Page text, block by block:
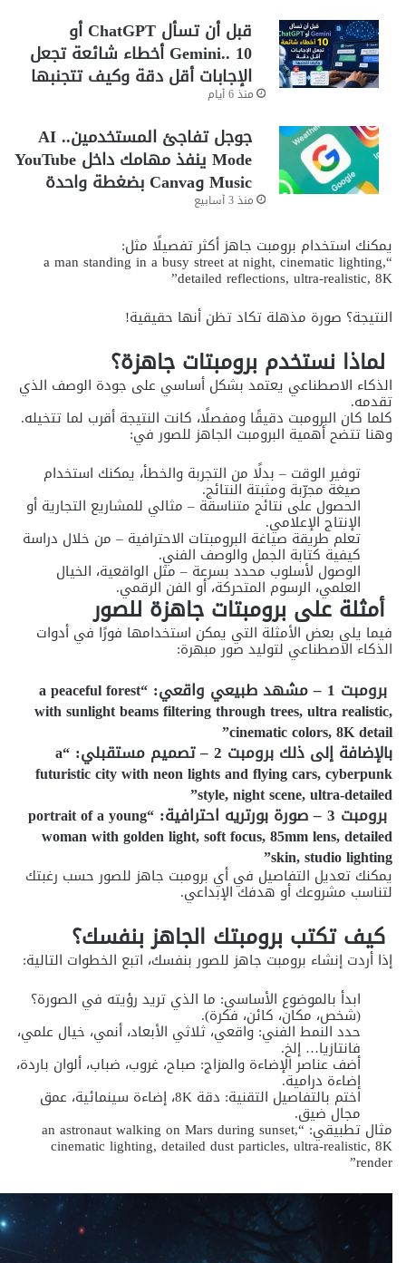
قبل أن تسأل ChatGPT أو
Gemini.. 10 أخطاء شائعة تجعل
الإجابات أقل دقة وكيف تتجنبها
منذ 6 أيام
جوجل تفاجئ المستخدمين.. AI
Mode ينفذ مهامك داخل YouTube
Music وCanva بضغطة واحدة
منذ 3 أسابيع
يمكنك استخدام برومبت جاهز أكثر تفصيلًا مثل:
“a man standing in a busy street at night, cinematic lighting,
detailed reflections, ultra-realistic, 8K”
النتيجة؟ صورة مذهلة تكاد تظن أنها حقيقية!
لماذا نستخدم برومبتات جاهزة؟
الذكاء الاصطناعي يعتمد بشكل أساسي على جودة الوصف الذي
تقدمه.
كلما كان البرومبت دقيقًا ومفصلًا، كانت النتيجة أقرب لما تتخيله.
وهنا تتضح أهمية البرومبت الجاهز للصور في:
توفير الوقت – بدلًا من التجربة والخطأ، يمكنك استخدام
صيغة مجرّبة ومثبتة النتائج.
الحصول على نتائج متناسقة – مثالي للمشاريع التجارية أو
الإنتاج الإعلامي.
تعلم طريقة صياغة البرومبتات الاحترافية – من خلال دراسة
كيفية كتابة الجمل والوصف الفني.
الوصول لأسلوب محدد بسرعة – مثل الواقعية، الخيال
العلمي، الرسوم المتحركة، أو الفن الرقمي.
أمثلة على برومبتات جاهزة للصور
فيما يلي بعض الأمثلة التي يمكن استخدامها فورًا في أدوات
الذكاء الاصطناعي لتوليد صور مبهرة:
برومبت 1 – مشهد طبيعي واقعي: “a peaceful forest
with sunlight beams filtering through trees, ultra realistic,
cinematic colors, 8K detail”
بالإضافة إلى ذلك برومبت 2 – تصميم مستقبلي: “a
futuristic city with neon lights and flying cars, cyberpunk
style, night scene, ultra-detailed”
برومبت 3 – صورة بورتريه احترافية: “portrait of a young
woman with golden light, soft focus, 85mm lens, detailed
skin, studio lighting”
يمكنك تعديل التفاصيل في أي برومبت جاهز للصور حسب رغبتك
لتناسب مشروعك أو هدفك الإبداعي.
كيف تكتب برومبتك الجاهز بنفسك؟
إذا أردت إنشاء برومبت جاهز للصور بنفسك، اتبع الخطوات التالية:
ابدأ بالموضوع الأساسي: ما الذي تريد رؤيته في الصورة؟
(شخص، مكان، كائن، فكرة).
حدد النمط الفني: واقعي، ثلاثي الأبعاد، أنمي، خيال علمي،
فانتازيا… إلخ.
أضف عناصر الإضاءة والمزاج: صباح، غروب، ضباب، ألوان باردة،
إضاءة درامية.
اختم بالتفاصيل التقنية: دقة 8K، إضاءة سينمائية، عمق
مجال ضيق.
مثال تطبيقي: “an astronaut walking on Mars during sunset,
cinematic lighting, detailed dust particles, ultra-realistic, 8K
render”